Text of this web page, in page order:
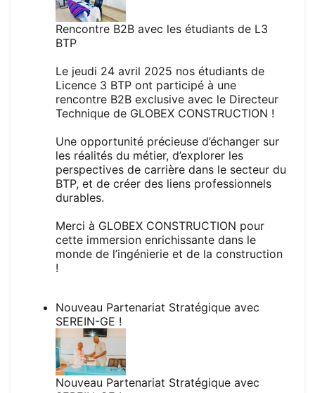
Rencontre B2B avec les étudiants de L3
BTP
Le jeudi 24 avril 2025 nos étudiants de
Licence 3 BTP ont participé à une
rencontre B2B exclusive avec le Directeur
Technique de GLOBEX CONSTRUCTION !
Une opportunité précieuse d’échanger sur
les réalités du métier, d’explorer les
perspectives de carrière dans le secteur du
BTP, et de créer des liens professionnels
durables.
Merci à GLOBEX CONSTRUCTION pour
cette immersion enrichissante dans le
monde de l’ingénierie et de la construction
!
Nouveau Partenariat Stratégique avec
SEREIN-GE !
Nouveau Partenariat Stratégique avec